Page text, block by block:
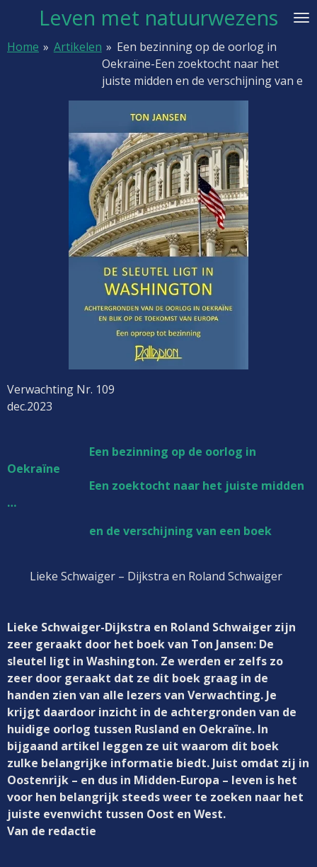
naar
Leven met natuurwezens
Home » Artikelen » Een bezinning op de oorlog in
Oekraïne-Een zoektocht naar het
juiste midden en de verschijning van e
Verwachting Nr. 109
dec.2023
Een bezinning op de oorlog in
Oekraïne
Een zoektocht naar het juiste midden
…
en de verschijning van een boek
Lieke Schwaiger – Dijkstra en Roland Schwaiger
Lieke Schwaiger-Dijkstra en Roland Schwaiger zijn
zeer geraakt door het boek van Ton Jansen: De
sleutel ligt in Washington. Ze werden er zelfs zo
zeer door geraakt dat ze dit boek graag in de
handen zien van alle lezers van Verwachting. Je
krijgt daardoor inzicht in de achtergronden van de
huidige oorlog tussen Rusland en Oekraïne. In
bijgaand artikel leggen ze uit waarom dit boek
zulke belangrijke informatie biedt. Juist omdat zij in
Oostenrijk – en dus in Midden-Europa – leven is het
voor hen belangrijk steeds weer te zoeken naar het
juiste evenwicht tussen Oost en West.
Van de redactie